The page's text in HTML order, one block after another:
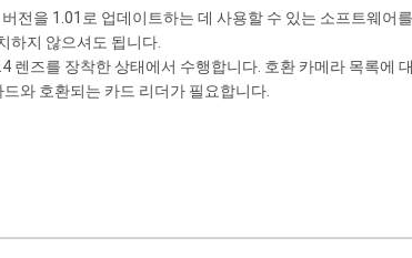
전을 1.01로 업데이트하는 데 사용할 수 있는 소프트웨어
하지 않으셔도 됩니다.
렌즈를 장착한 상태에서 수행합니다. 호환 카메라 목록에
와 호환되는 카드 리더가 필요합니다.